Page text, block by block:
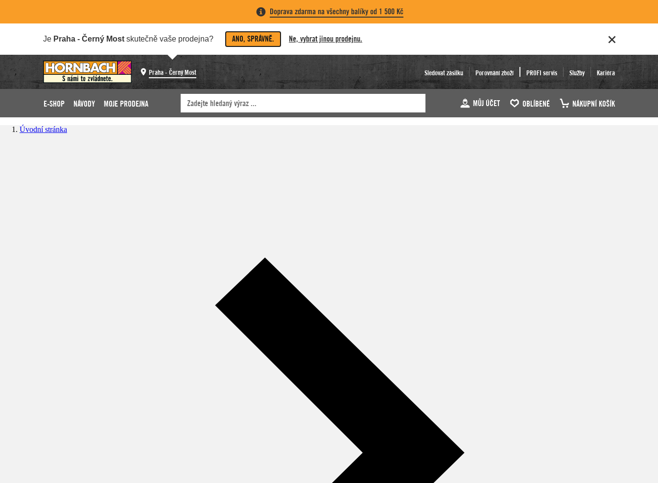
Doprava zdarma na všechny balíky od 1 500 Kč
Je Praha - Černý Most skutečně vaše prodejna? ANO, SPRÁVNĚ. Ne, vybrat jinou prodejnu.
Praha - Černý Most Sledovat zásilku Porovnání zboží PROFI servis Služby Kariéra
E-SHOP NÁVODY MOJE PRODEJNA MŮJ ÚČET OBLÍBENÉ NÁKUPNÍ KOŠÍK
Úvodní stránka